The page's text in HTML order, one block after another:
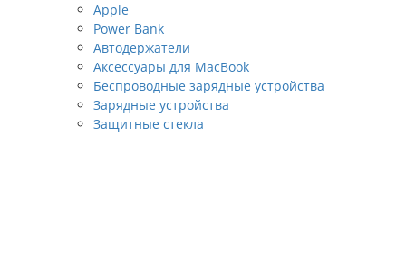
Apple
Power Bank
Автодержатели
Аксессуары для MacBook
Беспроводные зарядные устройства
Зарядные устройства
Защитные стекла